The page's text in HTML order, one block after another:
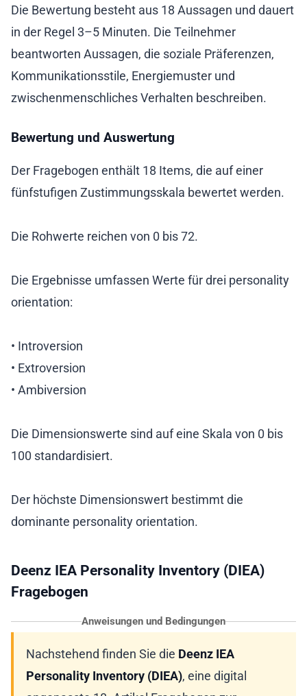
Die Bewertung besteht aus 18 Aussagen und dauert
in der Regel 3–5 Minuten. Die Teilnehmer
beantworten Aussagen, die soziale Präferenzen,
Kommunikationsstile, Energiemuster und
zwischenmenschliches Verhalten beschreiben.
Bewertung und Auswertung
Der Fragebogen enthält 18 Items, die auf einer
fünfstufigen Zustimmungsskala bewertet werden.
Die Rohwerte reichen von 0 bis 72.
Die Ergebnisse umfassen Werte für drei personality
orientation:
• Introversion
• Extroversion
• Ambiversion
Die Dimensionswerte sind auf eine Skala von 0 bis
100 standardisiert.
Der höchste Dimensionswert bestimmt die
dominante personality orientation.
Deenz IEA Personality Inventory (DIEA)
Fragebogen
Anweisungen und Bedingungen
Nachstehend finden Sie die Deenz IEA
Personality Inventory (DIEA), eine digital